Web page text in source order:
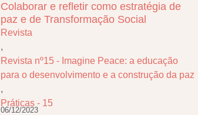
Colaborar e refletir como estratégia de
paz e de Transformação Social
Revista
,
Revista nº15 - Imagine Peace: a educação
para o desenvolvimento e a construção da paz
,
Práticas - 15
06/12/2023